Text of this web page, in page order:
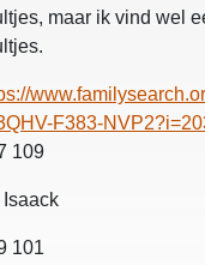
maar ik vind wel
F383-
109
Isaack
101